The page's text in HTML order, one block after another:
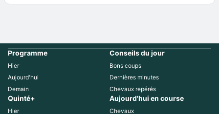
Programme
Hier
Aujourd'hui
Demain
Conseils du jour
Bons coups
Dernières minutes
Chevaux repérés
Quinté+
Hier
Aujourd'hui en course
Chevaux